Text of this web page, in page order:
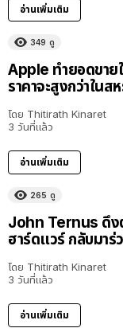
อ่านเพิ่มเติม
349 ดู
Apple ทำยอดขาย
ราคาจะสูงกว่าในส
โดย Thitirath Kinaret
3 วันที่แล้ว
อ่านเพิ่มเติม
265 ดู
John Ternus ดึง
ฮาร์ดแวร์ กลับมา
โดย Thitirath Kinaret
3 วันที่แล้ว
อ่านเพิ่มเติม